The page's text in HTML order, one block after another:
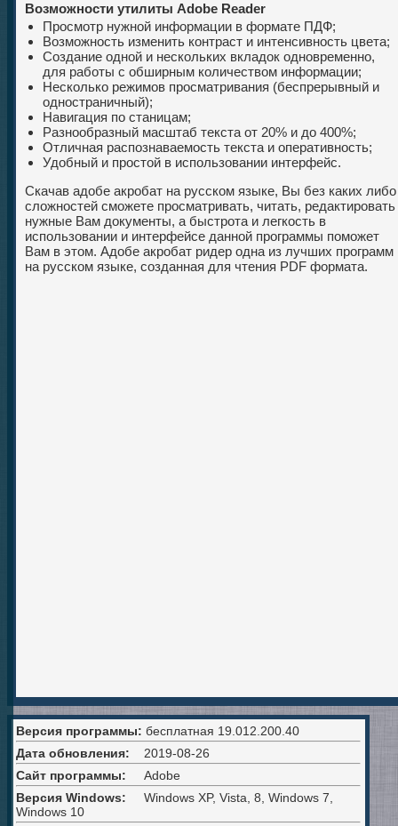
Возможности утилиты Adobe Reader
Просмотр нужной информации в формате ПДФ;
Возможность изменить контраст и интенсивность цвета;
Создание одной и нескольких вкладок одновременно,
для работы с обширным количеством информации;
Несколько режимов просматривания (беспрерывный и
одностраничный);
Навигация по станицам;
Разнообразный масштаб текста от 20% и до 400%;
Отличная распознаваемость текста и оперативность;
Удобный и простой в использовании интерфейс.
Скачав адобе акробат на русском языке, Вы без каких либо
сложностей сможете просматривать, читать, редактировать
нужные Вам документы, а быстрота и легкость в
использовании и интерфейсе данной программы поможет
Вам в этом. Адобе акробат ридер одна из лучших программ
на русском языке, созданная для чтения PDF формата.
Версия программы: бесплатная 19.012.200.40
Дата обновления: 2019-08-26
Сайт программы: Adobe
Версия Windows: Windows XP, Vista, 8, Windows 7,
Windows 10